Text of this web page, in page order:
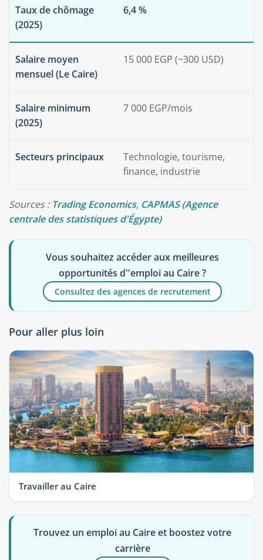
Taux de chômage
(2025)
6,4 %
Salaire moyen
mensuel (Le Caire)
15 000 EGP (~300 USD)
Salaire minimum
(2025)
7 000 EGP/mois
Secteurs principaux
Technologie, tourisme,
finance, industrie
Sources : Trading Economics, CAPMAS (Agence
centrale des statistiques d'Égypte)
Vous souhaitez accéder aux meilleures
opportunités d''emploi au Caire ?
Consultez des agences de recrutement
Pour aller plus loin
Travailler au Caire
Trouvez un emploi au Caire et boostez votre
carrière